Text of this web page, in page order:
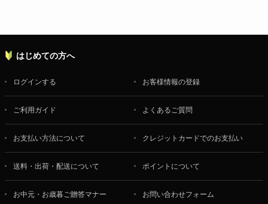
はじめての方へ
ログインする お客様情報の登録
ご利用ガイド よくあるご質問
お支払い方法について クレジットカードでのお支払い
送料・出荷・配送について ポイントについて
お中元・お歳暮ご贈答マナー お問い合わせフォーム